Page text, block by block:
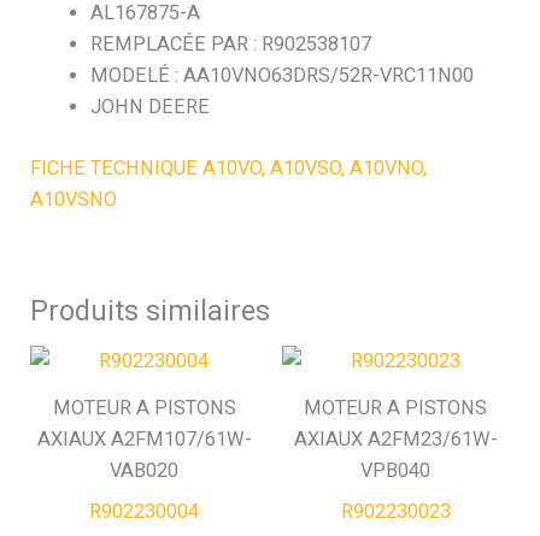
AL167875-A
REMPLACÉE PAR : R902538107
MODELÉ : AA10VNO63DRS/52R-VRC11N00
JOHN DEERE
FICHE TECHNIQUE A10VO, A10VSO, A10VNO,
A10VSNO
Produits similaires
MOTEUR A PISTONS
AXIAUX A2FM107/61W-
VAB020
R902230004
MOTEUR A PISTONS
AXIAUX A2FM23/61W-
VPB040
R902230023